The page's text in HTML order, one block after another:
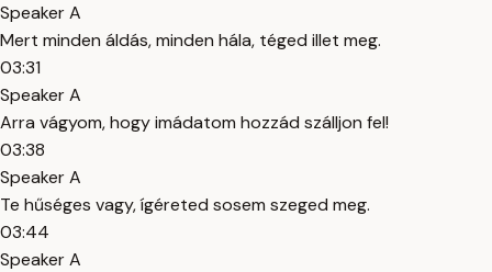
Speaker A
Mert minden áldás, minden hála, téged illet meg.
03:31
Speaker A
Arra vágyom, hogy imádatom hozzád szálljon fel!
03:38
Speaker A
Te hűséges vagy, ígéreted sosem szeged meg.
03:44
Speaker A